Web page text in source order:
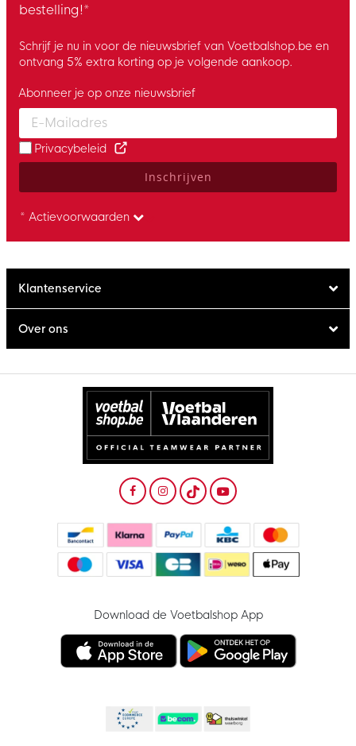
bestelling!*
Schrijf je nu in voor de nieuwsbrief van Voetbalshop.be en
ontvang 5% extra korting op je volgende aankoop.
Enter your email and accept the privacy policy to subscribe to
Abonneer je op onze nieuwsbrief
Privacybeleid
Inschrijven
* Actievoorwaarden
Klantenservice
Over ons
Download de Voetbalshop App